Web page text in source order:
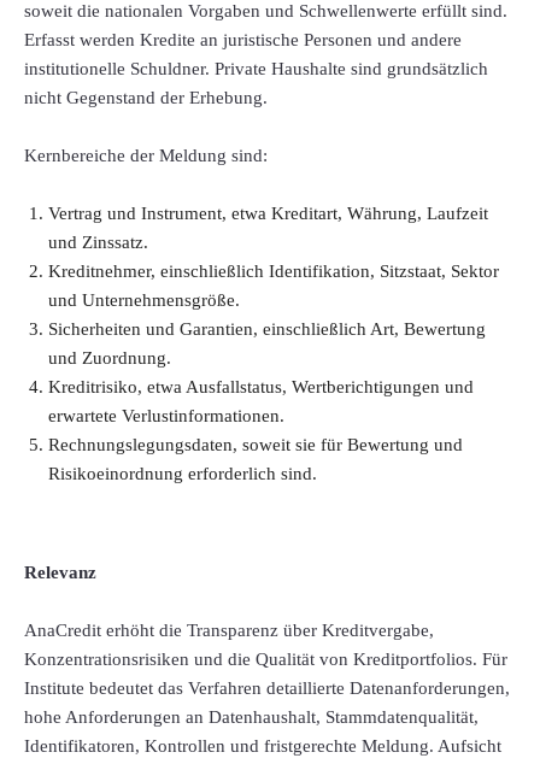
soweit die nationalen Vorgaben und Schwellenwerte erfüllt sind.
Erfasst werden Kredite an juristische Personen und andere
institutionelle Schuldner. Private Haushalte sind grundsätzlich
nicht Gegenstand der Erhebung.
Kernbereiche der Meldung sind:
Vertrag und Instrument, etwa Kreditart, Währung, Laufzeit
und Zinssatz.
Kreditnehmer, einschließlich Identifikation, Sitzstaat, Sektor
und Unternehmensgröße.
Sicherheiten und Garantien, einschließlich Art, Bewertung
und Zuordnung.
Kreditrisiko, etwa Ausfallstatus, Wertberichtigungen und
erwartete Verlustinformationen.
Rechnungslegungsdaten, soweit sie für Bewertung und
Risikoeinordnung erforderlich sind.
Relevanz
AnaCredit erhöht die Transparenz über Kreditvergabe,
Konzentrationsrisiken und die Qualität von Kreditportfolios. Für
Institute bedeutet das Verfahren detaillierte Datenanforderungen,
hohe Anforderungen an Datenhaushalt, Stammdatenqualität,
Identifikatoren, Kontrollen und fristgerechte Meldung. Aufsicht